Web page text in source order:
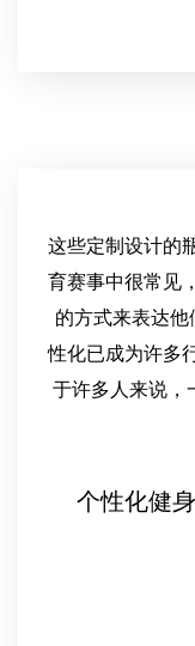
这些定制设计的
育赛事中很常见
的方式来表达
性化已成为许多
于许多人来说，
个性化健